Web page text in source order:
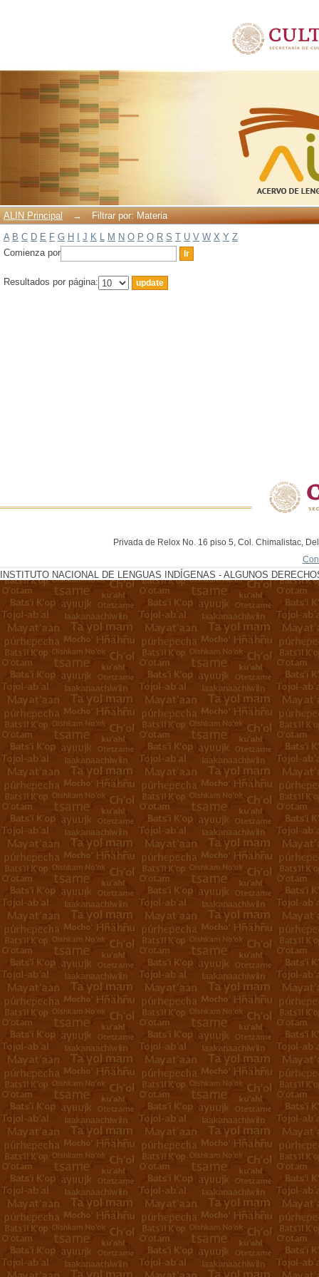
ALIN Principal →
Filtrar por: Materia
A B C D E F G H J K L M N O P Q R S T U V W X Y Z
Comienza por
Resultados por página:
Privada de Relox No. 16 piso 5, Col. Chimalistac,
INSTITUTO NACIONAL DE LENGUAS INDÍGENAS - ALGUNOS